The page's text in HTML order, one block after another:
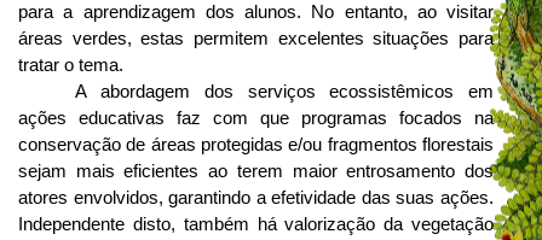
para a aprendizagem dos alunos. No entanto, ao visitar
áreas verdes, estas permitem excelentes situações para
tratar o tema.
A abordagem dos serviços ecossistêmicos em
ações educativas faz com que programas focados na
conservação de áreas protegidas e/ou fragmentos florestais
sejam mais eficientes ao terem maior entrosamento dos
atores envolvidos, garantindo a efetividade das suas ações.
Independente disto, também há valorização da vegetação